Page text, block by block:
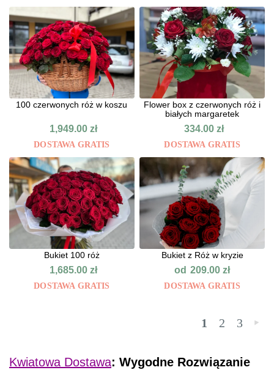
100 czerwonych róż w koszu
1,949.00zł
DOSTAWA GRATIS
Flower box z czerwonych róż i
białych margaretek
334.00zł
DOSTAWA GRATIS
Bukiet 100 róż
1,685.00zł
DOSTAWA GRATIS
Bukiet z Róż w kryzie
od 209.00zł
DOSTAWA GRATIS
1 2 3 »
Kwiatowa Dostawa: Wygodne Rozwiązanie